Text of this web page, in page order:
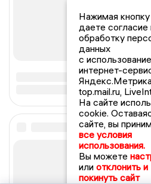
Нажимая
даете согласие
обработку
данных
с
интернет-
top.mail.ru,
На сайте
cookie.
сайте, вы
все условия
использования.
Вы можете
или отклонить и
покинуть сайт